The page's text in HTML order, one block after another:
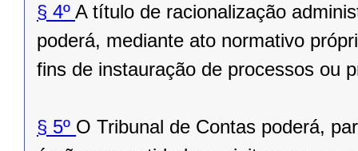
§ 4º A título de racionalização
poderá, mediante ato normativo
fins de instauração de processos ou
§ 5º O Tribunal de Contas poderá,